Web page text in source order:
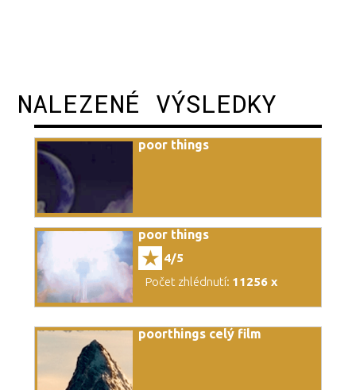
NALEZENÉ VÝSLEDKY
poor things
poor things
4/5
Počet zhlédnutí: 11256 x
poorthings celý film